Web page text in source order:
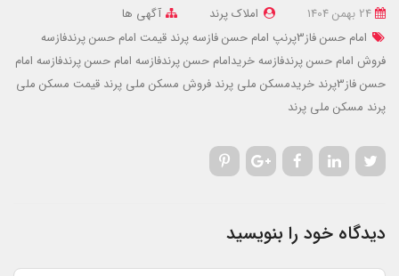
املاک پرند
آگهی ها
امام حسن فاز3پرنپ
امام حسن فازسه پرند قیمت امام حسن پرندفازسه
فروش امام حسن پرندفازسهخریدامام حسن پرندفازسه امام حسن پرندفازسه امام
حسن فاز3پرند
خریدمسکن ملی پرند فروش مسکن ملی پرند قیمت مسکن ملی
پرند مسکن ملی پرند
دیدگاه خود را بنویسید